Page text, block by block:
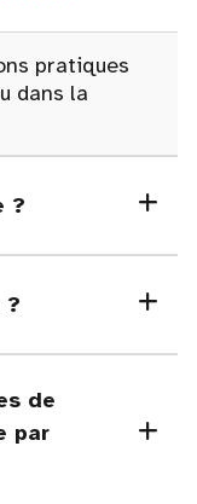
pratiques
dans la
?
?
de
par